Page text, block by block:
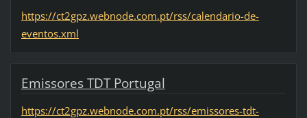
https://ct2gpz.webnode.com.pt/rss/calendario-de-
eventos.xml
Emissores TDT Portugal
https://ct2gpz.webnode.com.pt/rss/emissores-tdt-